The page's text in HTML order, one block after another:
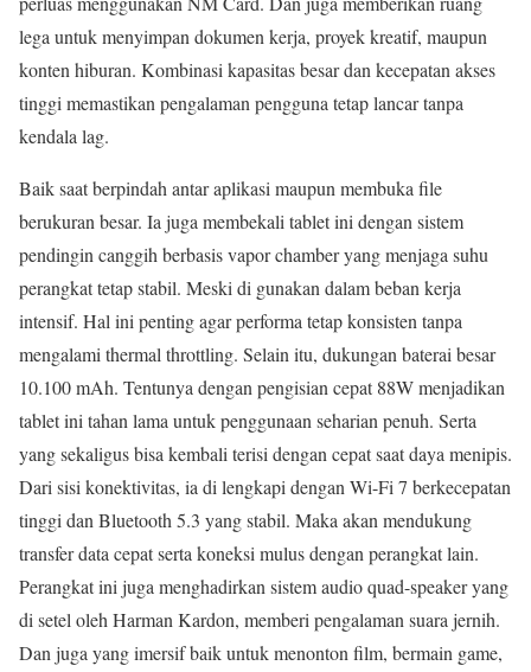
lega untuk menyimpan dokumen kerja, proyek kreatif, maupun
konten hiburan. Kombinasi kapasitas besar dan kecepatan akses
tinggi memastikan pengalaman pengguna tetap lancar tanpa
kendala lag.
Baik saat berpindah antar aplikasi maupun membuka file
berukuran besar. Ia juga membekali tablet ini dengan sistem
pendingin canggih berbasis vapor chamber yang menjaga suhu
perangkat tetap stabil. Meski di gunakan dalam beban kerja
intensif. Hal ini penting agar performa tetap konsisten tanpa
mengalami thermal throttling. Selain itu, dukungan baterai besar
10.100 mAh. Tentunya dengan pengisian cepat 88W menjadikan
tablet ini tahan lama untuk penggunaan seharian penuh. Serta
yang sekaligus bisa kembali terisi dengan cepat saat daya menipis.
Dari sisi konektivitas, ia di lengkapi dengan Wi-Fi 7 berkecepatan
tinggi dan Bluetooth 5.3 yang stabil. Maka akan mendukung
transfer data cepat serta koneksi mulus dengan perangkat lain.
Perangkat ini juga menghadirkan sistem audio quad-speaker yang
di setel oleh Harman Kardon, memberi pengalaman suara jernih.
Dan juga yang imersif baik untuk menonton film, bermain game,